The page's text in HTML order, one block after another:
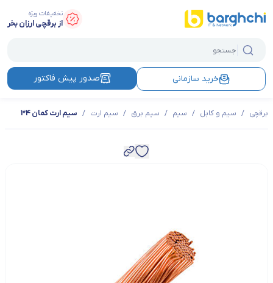
تخفیفات ویژه
از برقچی ارزان بخر
خرید سازمانی صدور پیش فاکتور
برقچی / سیم و کابل / سیم / سیم برق / سیم ارت / سیم ارت کمان 4*1